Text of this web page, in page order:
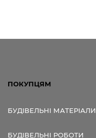
ПОКУПЦЯМ
БУДІВЕЛЬНІ МАТЕРІАЛИ
БУДІВЕЛЬНІ РОБОТИ